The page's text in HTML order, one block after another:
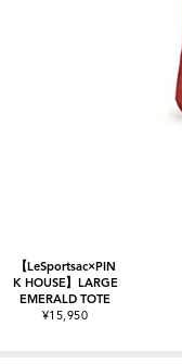
【LeSportsac×PIN
K HOUSE】LARGE
EMERALD TOTE
¥15,950